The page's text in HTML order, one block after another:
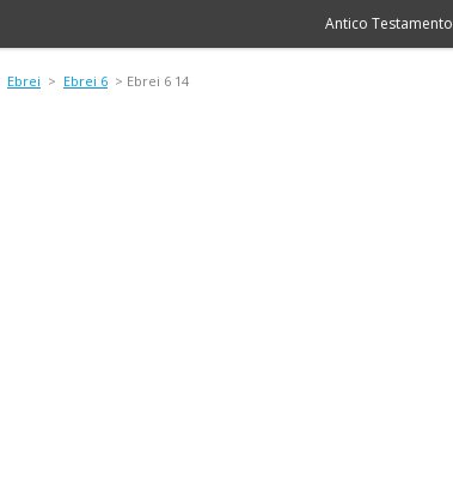
Antico Testamento
Ebrei > Ebrei 6 > Ebrei 6 14